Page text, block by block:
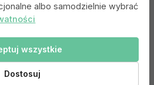
|Regulamin|Reklama|
– Film. Nasza wspólna pasja.
albo samodzielnie wybrać
Dostosuj
wszystkie